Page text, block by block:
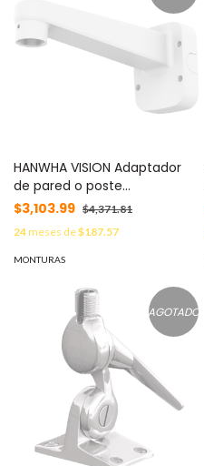
HANWHA VISION Adaptador
de pared o poste
compatible con camaras
tipo Domo y PTZ Hanwha
MOD: SBP-350WMW
$3,103.99 $4,371.81
24meses de$187.57
MONTURAS
AGOTADO